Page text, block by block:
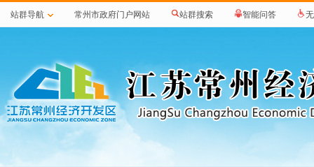
站群导航 常州市政府门户网站 站群搜索 智能问答